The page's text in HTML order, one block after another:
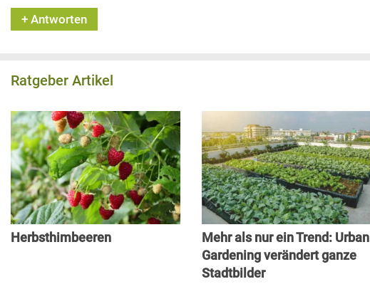
+ Antworten
Ratgeber Artikel
Herbsthimbeeren
Mehr als nur ein Trend: Urban
Gardening verändert ganze
Stadtbilder